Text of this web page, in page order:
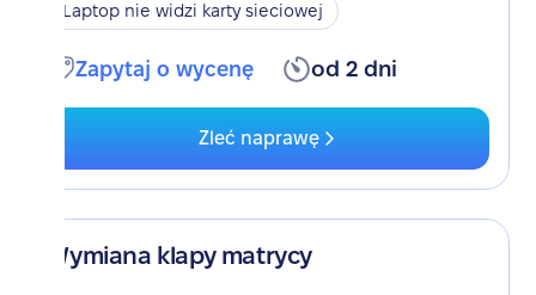
Laptop nie widzi karty sieciowej
Zapytaj o wycenę od 2 dni
Zleć naprawę
Wymiana klapy matrycy